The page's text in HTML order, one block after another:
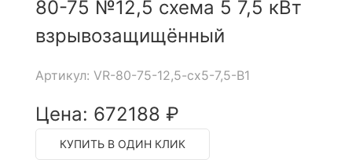
80-75 №12,5 схема 5 7,5 кВт
взрывозащищённый
Артикул: VR-80-75-12,5-cx5-7,5-B1
Цена: 672188 ₽
КУПИТЬ В ОДИН КЛИК